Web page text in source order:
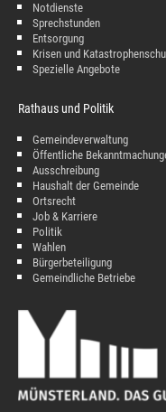
Notdienste
Sprechstunden
Entsorgung
Krisen und
Spezielle Angebote
Rathaus und Politik
Gemeindeverwaltung
Öffentliche
Ausschreibung
Haushalt der Gemeinde
Ortsrecht
Job & Karriere
Politik
Wahlen
Bürgerbeteiligung
Gemeindliche Betriebe